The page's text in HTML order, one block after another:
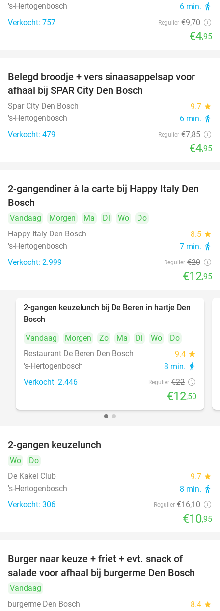
's-Hertogenbosch 6 min. directions_walk
Verkocht: 757 Regulier €9,70
€4,95
37%
Belegd broodje + vers sinaasappelsap voor
afhaal bij SPAR City Den Bosch
Spar City Den Bosch 9.7 star
's-Hertogenbosch 6 min. directions_walk
Verkocht: 479 Regulier €7,85
€4,95
35%
2-gangendiner à la carte bij Happy Italy Den
Bosch
Vandaag Morgen Ma Di Wo
Do
Happy Italy Den Bosch
8.5 star
's-Hertogenbosch 7 min. directions_walk
Verkocht: 2.999 Regulier €20
€12,95
43%
2-gangen keuzelunch bij De Beren in hartje Den
Bosch
Vandaag
Morgen Zo Ma Di Wo
Do
Restaurant De Beren Den Bosch
9.4 star
's-Hertogenbosch 8 min. directions_walk
Verkocht: 2.446 Regulier €22
€12,50
2-gangen keuzelunch
Wo
Do
De Kakel Club
9.7 star
's-Hertogenbosch 8 min. directions_walk
Verkocht: 306 Regulier €16,10
€10,95
Burger naar keuze + friet + evt. snack of
salade voor afhaal bij burgerme Den Bosch
Vandaag
burgerme Den Bosch
8.4 star